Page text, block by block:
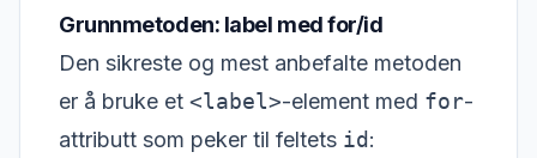
Grunnmetoden: label med for/id
Den sikreste og mest anbefalte metoden
er å bruke et <label>-element med for-
attributt som peker til feltets id: